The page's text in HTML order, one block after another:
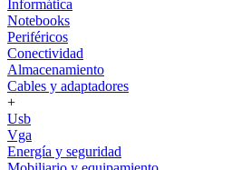
Informática
Notebooks
Periféricos
Conectividad
Almacenamiento
Cables y adaptadores
+
Usb
Vga
Energía y seguridad